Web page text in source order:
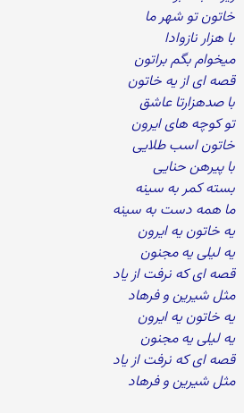
خاتون تو شهر ما
با هزار نازوادا
میخوام بگم براتون
قصه ای از یه خاتون
با صدهزارتا عاشق
تو کوچه های ایرون
خاتون اسب طلایی
با پیرهن حنایی
بسته کمر به سینه
ما همه دست به سینه
یه خاتون یه ایرون
یه لیلی یه مجنون
قصه ای که نرفت از یاد
مثل شیرین و فرهاد
یه خاتون یه ایرون
یه لیلی یه مجنون
قصه ای که نرفت از یاد
مثل شیرین و فرهاد